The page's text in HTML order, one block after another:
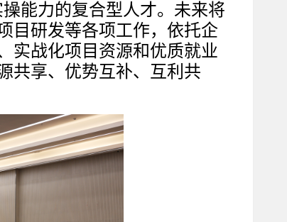
能力的复合型人才。未来将
目研发等各项工作，依托企
实战化项目资源和优质就业
共享、优势互补、互利共